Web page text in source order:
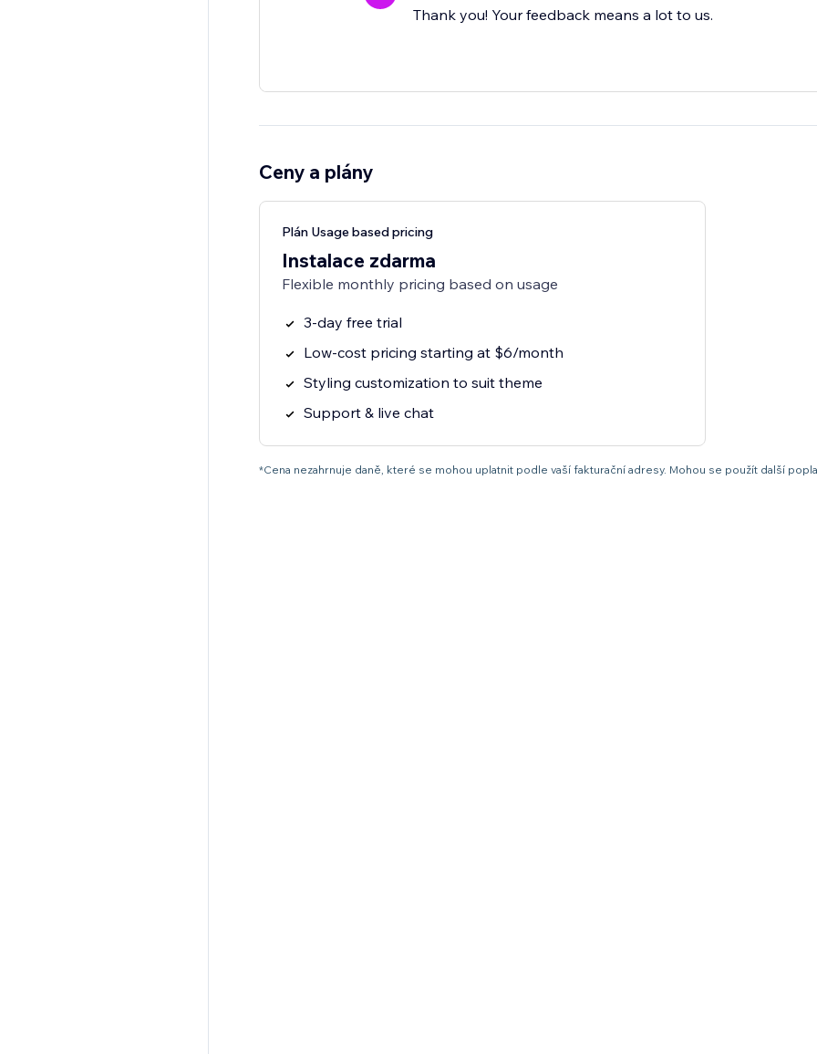
Thank you! Your feedback means a lot to us.
Ceny a plány
Plán Usage based pricing
Instalace zdarma
Flexible monthly pricing based on usage
3-day free trial
Low-cost pricing starting at $6/month
Styling customization to suit theme
Support & live chat
*Cena nezahrnuje daně, které se mohou uplatnit podle vaší fakturační adresy. Mohou se použít další